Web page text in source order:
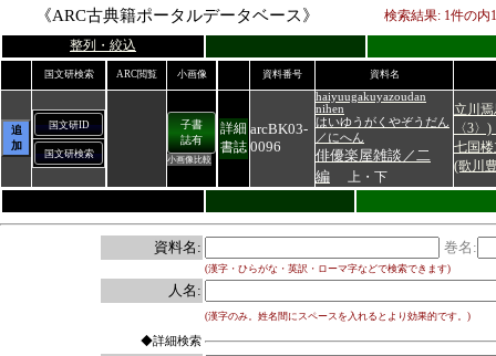
《ARC古典籍ポータルデータベース》 検索結果: 1件の内1
整列・絞込
国文研検索 ARC閲覧 小画像 資料番号 資料名
追
加
国文研ID
国文研検索
子書
誌有
小画像比較
詳細
書誌
arcBK03-
0096
haiyuugakuyazoudan
nihen
はいゆうがくやぞうだん
／にへん
俳優楽屋雑談／二
編
上・下
立川
〈3〉
七国
(歌川
資料名: 巻名:
(漢字・ひらがな・英訳・ローマ字などで検索できます)
人名:
(漢字のみ。姓名間にスペースを入れるとより効果的です。)
◆詳細検索